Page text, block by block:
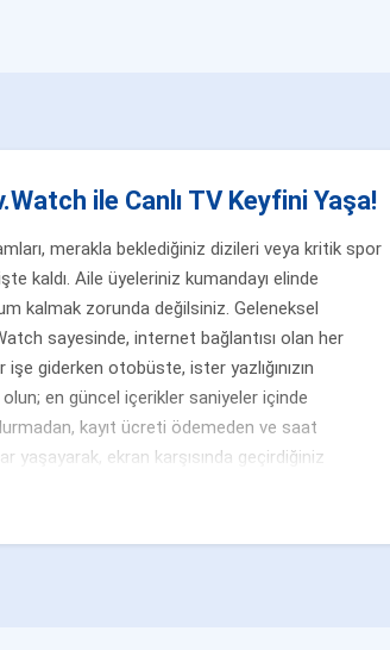
ile Canlı TV Keyfini Yaşa!
merakla beklediğiniz dizileri veya kritik spor
kaldı. Aile üyeleriniz kumandayı elinde
kalmak zorunda değilsiniz. Geleneksel
sayesinde, internet bağlantısı olan her
giderken otobüste, ister yazlığınızın
en güncel içerikler saniyeler içinde
kayıt ücreti ödemeden ve saat
yaşayarak, ekran karşısında geçirdiğiniz
Programları